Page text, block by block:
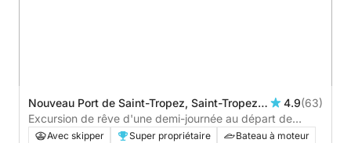
Nouveau Port de Saint-Tropez, Saint-Tropez,
France
4.9(63)
Excursion de rêve d'une demi-journée au départ de
Saint-Tropez et environs - tout compris
Avec skipper Super propriétaire
Bateau à moteur